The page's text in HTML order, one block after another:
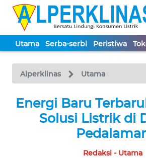
Utama Serba-serbi Peristiwa
Alperklinas Utama
Energi Baru
Solusi Listrik di
Redaksi - Utama
TV
Tutup
UTAMA